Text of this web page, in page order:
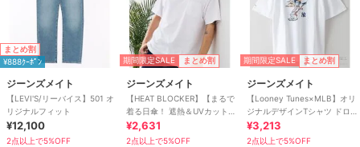
まとめ割
¥888ｸｰﾎﾟﾝ
ジーンズメイト
【LEVI'S/リーバイス】501 オ
リジナルフィット
¥12,100
2点以上で5%OFF
期間限定SALE まとめ割
ジーンズメイト
【HEAT BLOCKER】【まるで
着る日傘！ 遮熱＆UVカット】
コットンライク 胸ポケットT
¥2,631
2点以上で5%OFF
期間限定SALE まとめ割
ジーンズメイト
【Looney Tunes×MLB】オリ
ジナルデザインTシャツ ドロッ
プショルダー ビッグシルエッ
ト
¥3,213
2点以上で5%OFF